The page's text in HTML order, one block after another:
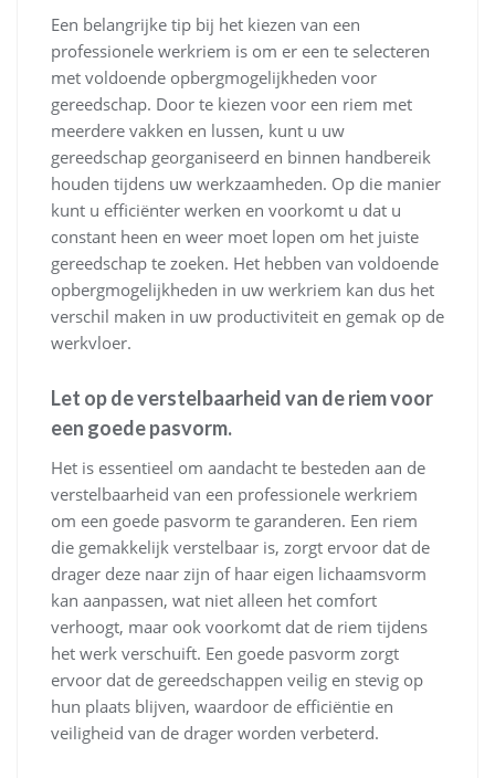
Een belangrijke tip bij het kiezen van een
professionele werkriem is om er een te selecteren
met voldoende opbergmogelijkheden voor
gereedschap. Door te kiezen voor een riem met
meerdere vakken en lussen, kunt u uw
gereedschap georganiseerd en binnen handbereik
houden tijdens uw werkzaamheden. Op die manier
kunt u efficiënter werken en voorkomt u dat u
constant heen en weer moet lopen om het juiste
gereedschap te zoeken. Het hebben van voldoende
opbergmogelijkheden in uw werkriem kan dus het
verschil maken in uw productiviteit en gemak op de
werkvloer.
Let op de verstelbaarheid van de riem voor
een goede pasvorm.
Het is essentieel om aandacht te besteden aan de
verstelbaarheid van een professionele werkriem
om een goede pasvorm te garanderen. Een riem
die gemakkelijk verstelbaar is, zorgt ervoor dat de
drager deze naar zijn of haar eigen lichaamsvorm
kan aanpassen, wat niet alleen het comfort
verhoogt, maar ook voorkomt dat de riem tijdens
het werk verschuift. Een goede pasvorm zorgt
ervoor dat de gereedschappen veilig en stevig op
hun plaats blijven, waardoor de efficiëntie en
veiligheid van de drager worden verbeterd.